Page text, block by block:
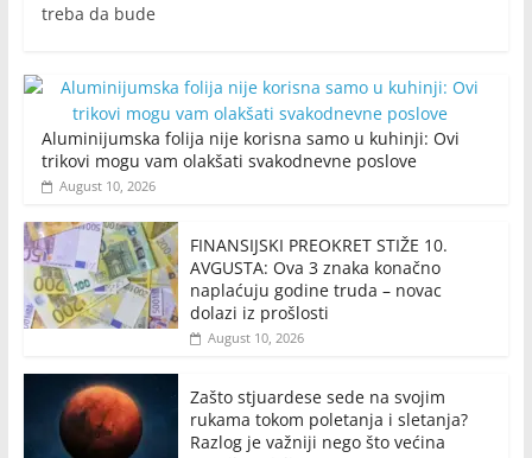
treba da bude
Aluminijumska folija nije korisna samo u kuhinji: Ovi
trikovi mogu vam olakšati svakodnevne poslove
August 10, 2026
FINANSIJSKI PREOKRET STIŽE 10.
AVGUSTA: Ova 3 znaka konačno
naplaćuju godine truda – novac
dolazi iz prošlosti
August 10, 2026
Zašto stjuardese sede na svojim
rukama tokom poletanja i sletanja?
Razlog je važniji nego što većina